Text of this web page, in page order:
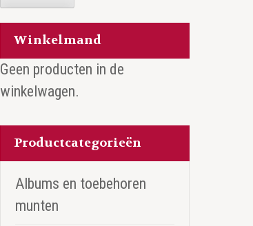
Winkelmand
Geen producten in de
winkelwagen.
Productcategorieën
Albums en toebehoren
munten